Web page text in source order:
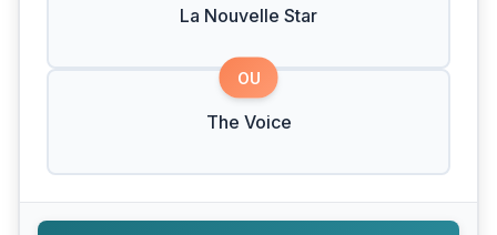
La Nouvelle Star
OU
The Voice